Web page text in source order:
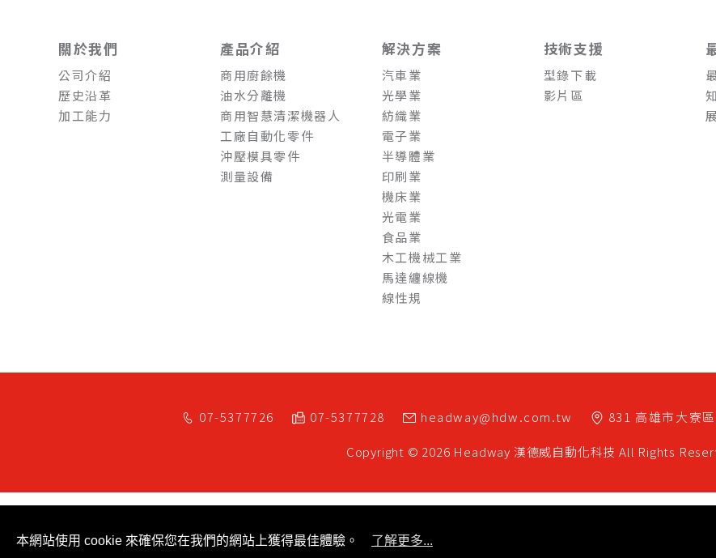
關於我們
公司介紹
歷史沿革
加工能力
產品介紹
商用廚餘機
油水分離機
商用智慧清潔機器人
工廠自動化零件
沖壓模具零件
測量設備
解決方案
汽車業
光學業
紡織業
電子業
半導體業
印刷業
機床業
光電業
食品業
木工機械工業
馬達纏線機
線性規
技術支援
型錄下載
影片區
07-5377726 07-5377728 headway@hdw.com.tw 831 高雄市大寮區
Copyright © 2026 Headway 漢德威自動化科技 All Rights
本網站使用 cookie 來確保您在我們的網站上獲得最佳體驗。 了解更多...